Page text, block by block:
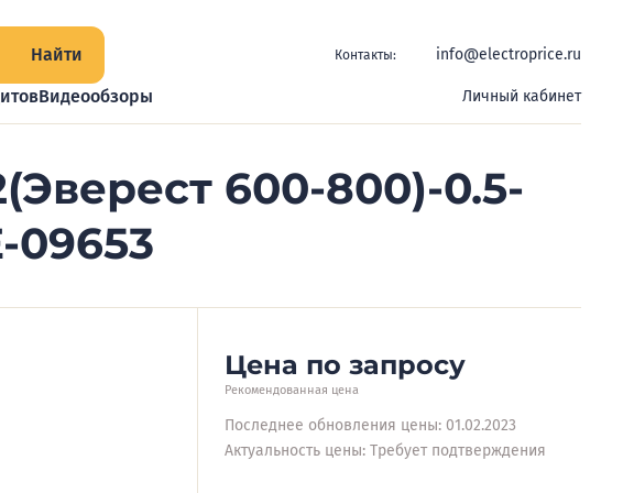
Найти Контакты: info@electroprice.ru
Видеообзоры Личный кабинет
600-800)-0.5-
09653
Цена по запросу
Рекомендованная цена
Последнее обновления цены: 01.02.2023
Актуальность цены: Требует подтверждения